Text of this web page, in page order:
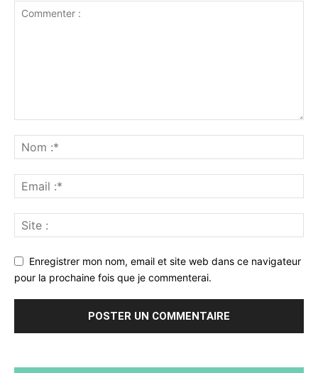
Enregistrer mon nom, email et site web dans ce navigateur
pour la prochaine fois que je commenterai.